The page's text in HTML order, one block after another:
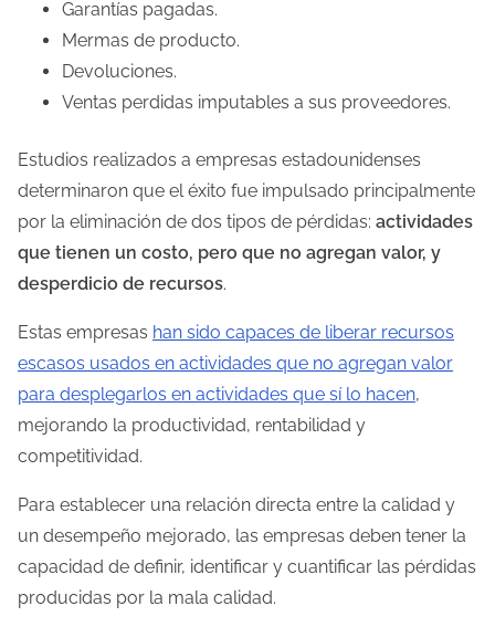
Garantías pagadas.
Mermas de producto.
Devoluciones.
Ventas perdidas imputables a sus proveedores.
Estudios realizados a empresas estadounidenses
determinaron que el éxito fue impulsado principalmente
por la eliminación de dos tipos de pérdidas: actividades
que tienen un costo, pero que no agregan valor, y
desperdicio de recursos.
Estas empresas han sido capaces de liberar recursos
escasos usados en actividades que no agregan valor
para desplegarlos en actividades que sí lo hacen,
mejorando la productividad, rentabilidad y
competitividad.
Para establecer una relación directa entre la calidad y
un desempeño mejorado, las empresas deben tener la
capacidad de definir, identificar y cuantificar las pérdidas
producidas por la mala calidad.